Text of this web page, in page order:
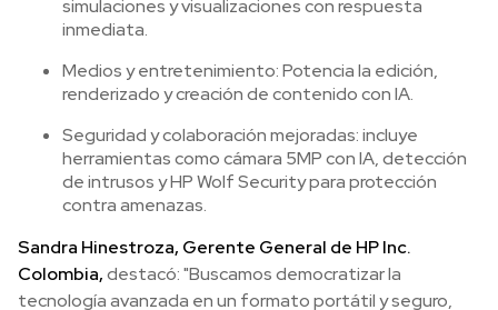
simulaciones y visualizaciones con respuesta
inmediata.
Medios y entretenimiento: Potencia la edición,
renderizado y creación de contenido con IA.
Seguridad y colaboración mejoradas: incluye
herramientas como cámara 5MP con IA, detección
de intrusos y HP Wolf Security para protección
contra amenazas.
Sandra Hinestroza, Gerente General de HP Inc.
Colombia,destacó: "Buscamos democratizar la
tecnología avanzada en un formato portátil y seguro,